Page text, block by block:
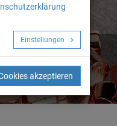
Einstellungen
akzeptieren